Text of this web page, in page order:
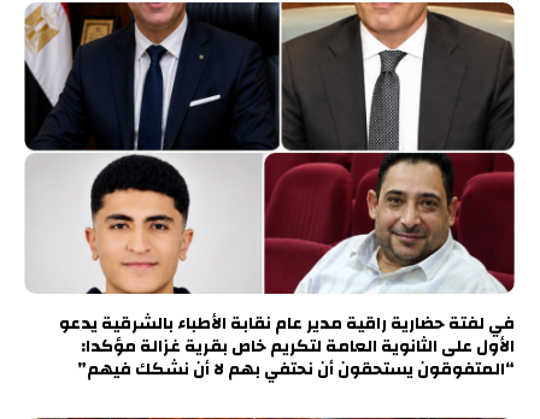
في لفتة حضارية راقية مدير عام نقابة الأطباء بالشرقية يدعو
الأول على الثانوية العامة لتكريم خاص بقرية غزالة مؤكدا:
“المتفوقون يستحقون أن نحتفي بهم لا أن نشكك فيهم”